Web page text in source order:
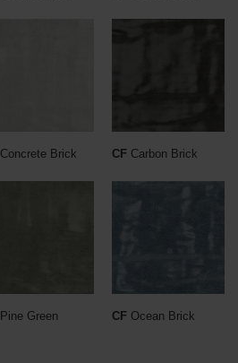
Concrete Brick CF Carbon Brick
Pine Green CF Ocean Brick